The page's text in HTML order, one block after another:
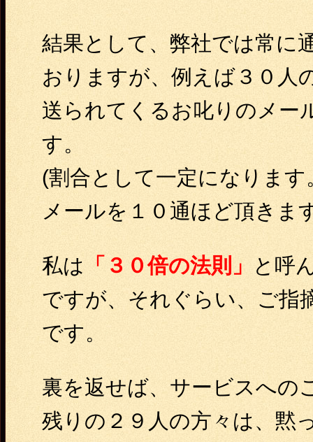
結果として、弊社では常に
おりますが、例えば３０人
送られてくるお叱りのメー
す。
(割合として一定になりま
メールを１０通ほど頂きま
私は 「３０倍の法則」
と呼
ですが、それぐらい、ご指
です。
裏を返せば、サービスへの
残りの２９人の方々は、黙